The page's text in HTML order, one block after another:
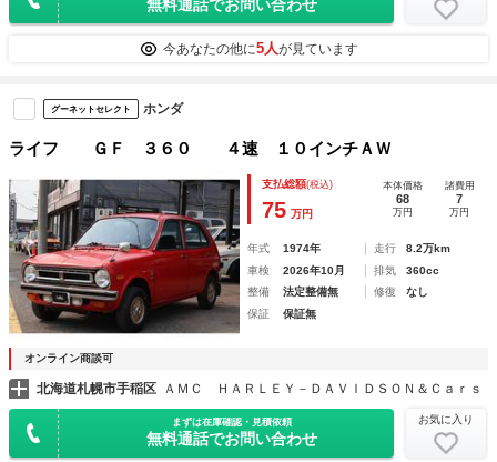
無料通話でお問い合わせ
今あなたの他に5人が見ています
グーネットセレクト ホンダ
ライフ ＧＦ ３６０ ４速 １０インチＡＷ
支払総額(税込)
75 万円
本体価格
68
万円
諸費用
7
万円
年式 1974年 走行
8.2万km
車検
2026年10月 排気
360cc
整備
法定整備無 修復
なし
保証
保証無
オンライン商談可
北海道札幌市手稲区 ＡＭＣ ＨＡＲＬＥＹ－ＤＡＶＩＤＳＯＮ＆Ｃａｒｓ
まずは在庫確認・見積依頼
無料通話でお問い合わせ
お気に入り